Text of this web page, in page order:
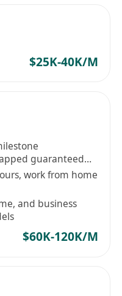
$25K-40K/M
guaranteed
work from home
and business
$60K-120K/M